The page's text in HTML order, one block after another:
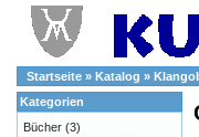
Startseite » Katalog »
Kategorien
Bücher (3)